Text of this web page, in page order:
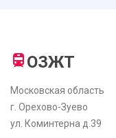
ОЗЖТ
Московская область
г. Орехово-Зуево
ул. Коминтерна д.39